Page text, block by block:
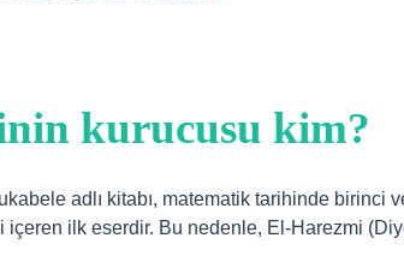
kurucusu kim?
adlı kitabı, matematik tarihinde birinci
ilk eserdir. Bu nedenle, El-Harezmi